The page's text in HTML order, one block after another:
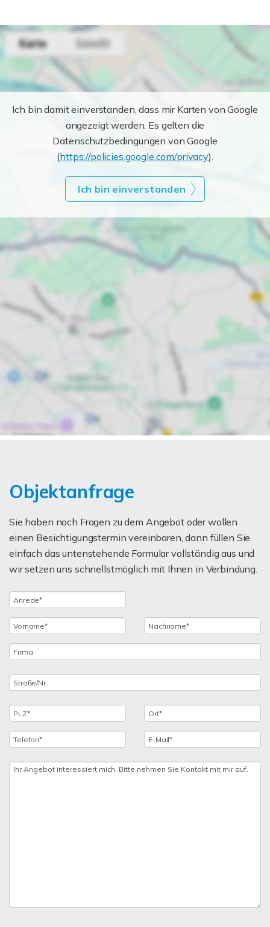
Ich bin damit einverstanden, dass mir Karten von Google
angezeigt werden. Es gelten die
Datenschutzbedingungen von Google
(https://policies.google.com/privacy).
Ich bin einverstanden
Objektanfrage
Sie haben noch Fragen zu dem Angebot oder wollen
einen Besichtigungstermin vereinbaren, dann füllen Sie
einfach das untenstehende Formular vollständig aus und
wir setzen uns schnellstmöglich mit Ihnen in Verbindung.